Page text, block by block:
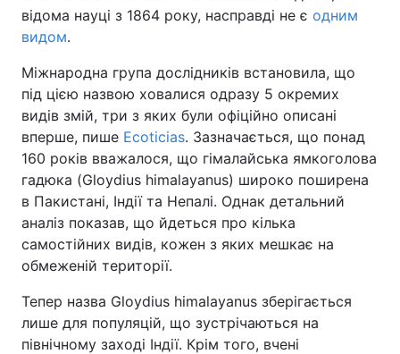
Україна Політика
Спорт Наука
Техно і зв'язок Лайт
Зброя Інциденти
Туризм
Цікавинки Погода
Лонгріди
відома науці з 1864 року, насправді не є одним
видом.
Міжнародна група дослідників встановила, що
під цією назвою ховалися одразу 5 окремих
видів змій, три з яких були офіційно описані
вперше, пише Ecoticias. Зазначається, що понад
160 років вважалося, що гімалайська ямкоголова
гадюка (Gloydius himalayanus) широко поширена
в Пакистані, Індії та Непалі. Однак детальний
аналіз показав, що йдеться про кілька
самостійних видів, кожен з яких мешкає на
обмеженій території.
Тепер назва Gloydius himalayanus зберігається
лише для популяцій, що зустрічаються на
північному заході Індії. Крім того, вчені